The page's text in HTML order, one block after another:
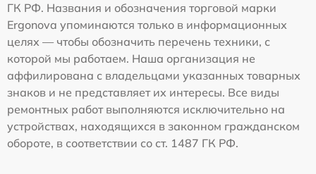
ГК РФ. Названия и обозначения торговой марки
Ergonova упоминаются только в информационных
целях — чтобы обозначить перечень техники, с
которой мы работаем. Наша организация не
аффилирована с владельцами указанных товарных
знаков и не представляет их интересы. Все виды
ремонтных работ выполняются исключительно на
устройствах, находящихся в законном гражданском
обороте, в соответствии со ст. 1487 ГК РФ.